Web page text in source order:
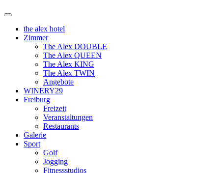
the alex hotel
Zimmer
The Alex DOUBLE
The Alex QUEEN
The Alex KING
The Alex TWIN
Angebote
WINERY29
Freiburg
Freizeit
Veranstaltungen
Restaurants
Galerie
Sport
Golf
Jogging
Fitnessstudios